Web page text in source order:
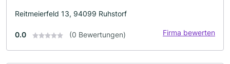
Reitmeierfeld 13, 94099 Ruhstorf
0.0 (0 Bewertungen) Firma bewerten